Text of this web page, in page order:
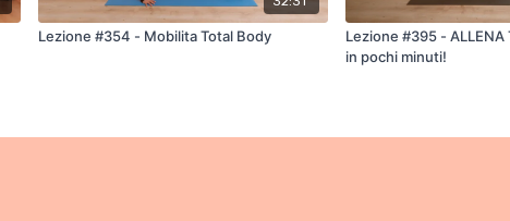
Lezione #354 - Mobilita Total Body
Lezione #395 - ALLENA
in pochi minuti!